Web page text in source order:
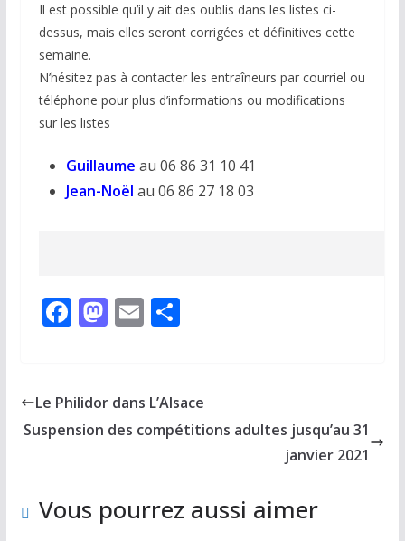
Il est possible qu’il y ait des oublis dans les listes ci-
dessus, mais elles seront corrigées et définitives cette
semaine.
N’hésitez pas à contacter les entraîneurs par courriel ou
téléphone pour plus d’informations ou modifications
sur les listes
Guillaume au 06 86 31 10 41
Jean-Noël au 06 86 27 18 03
F
b
o
M
d
o
E
l
P
g
er
Le Philidor dans L’Alsace
Suspension des compétitions adultes jusqu’au 31
janvier 2021
Vous pourrez aussi aimer